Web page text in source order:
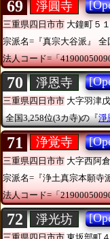
69 淨圓寺
三重県四日市市 大鐘町５
宗派名=『真宗大谷派』
全
法人コード=「
70 淨恩寺
三重県四日市市 大字羽津
全国3,258位(3カ寺)の『淨
71 浄覚寺
三重県四日市市 大字西阿
宗派名=『浄土真宗本願寺
法人コード=「
72 淨光坊